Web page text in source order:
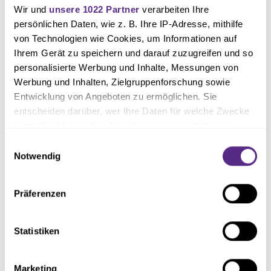
Wir und unsere 1022 Partner verarbeiten Ihre
persönlichen Daten, wie z. B. Ihre IP-Adresse, mithilfe
von Technologien wie Cookies, um Informationen auf
Ihrem Gerät zu speichern und darauf zuzugreifen und so
personalisierte Werbung und Inhalte, Messungen von
Werbung und Inhalten, Zielgruppenforschung sowie
Entwicklung von Angeboten zu ermöglichen. Sie
entscheiden darüber, wer Ihre Daten für welche Zwecke
Trigger Symbol ändern oder widerrufen
Informationen über Ihre geografische Lage erfassen,
Ihr Gerät durch aktives Scannen nach bestimmten
Erfahren Sie mehr darüber, wie Ihre persönlichen Daten
Notwendig
Präferenzen
Statistiken
Marketing
sondern fördern auch den wertvollen Austausch zwischen Wirtschaft und
Sport in der Region.
Text: Malik Scherz
Fotos: Jonas Jürgens